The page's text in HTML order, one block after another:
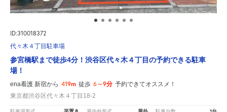
ID:310018372
代々木４丁目駐車場
参宮橋駅まで徒歩4分！渋谷区代々木４丁目の予約できる駐車
場！
ena看護 新宿から 419m 徒歩 6～9分 予約できてオススメ！
東京都渋谷区代々木４丁目18-2